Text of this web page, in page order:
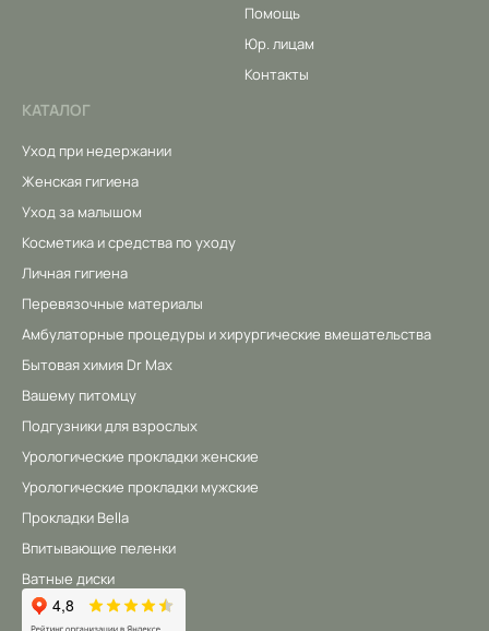
Помощь
Юр. лицам
Контакты
КАТАЛОГ
Уход при недержании
Женская гигиена
Уход за малышом
Косметика и средства по уходу
Личная гигиена
Перевязочные материалы
Амбулаторные процедуры и хирургические вмешательства
Бытовая химия Dr Max
Вашему питомцу
Подгузники для взрослых
Урологические прокладки женские
Урологические прокладки мужские
Прокладки Bella
Впитывающие пеленки
Ватные диски